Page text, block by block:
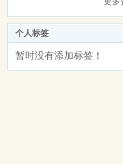
个人标签
暂时没有添加标签！